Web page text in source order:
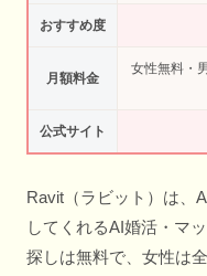
おすすめ度
月額料金
女性無料・
公式サイト
Ravit（ラビット）は、
してくれるAI婚活・マ
探しは無料で、女性は